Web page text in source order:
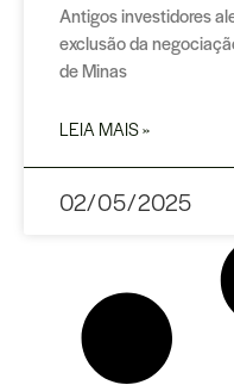
Antigos investidores
exclusão da
de Minas
LEIA MAIS »
02/05/2025